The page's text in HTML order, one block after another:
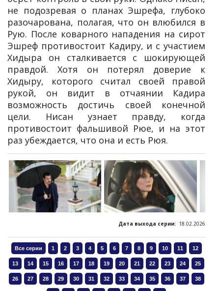
не подозревая о планах Эшрефа, глубоко
разочарована, полагая, что он влюбился в
Рую. После коварного нападения на сирот
Эшреф противостоит Кадиру, и с участием
Хидыра он сталкивается с шокирующей
правдой. Хотя он потерял доверие к
Хидыру, которого считал своей правой
рукой, он видит в отчаянии Кадира
возможность достичь своей конечной
цели. Нисан узнает правду, когда
противостоит фальшивой Рюе, и на этот
раз убеждается, что она и есть Рюя.
Дата выхода серии: 18.02.2026